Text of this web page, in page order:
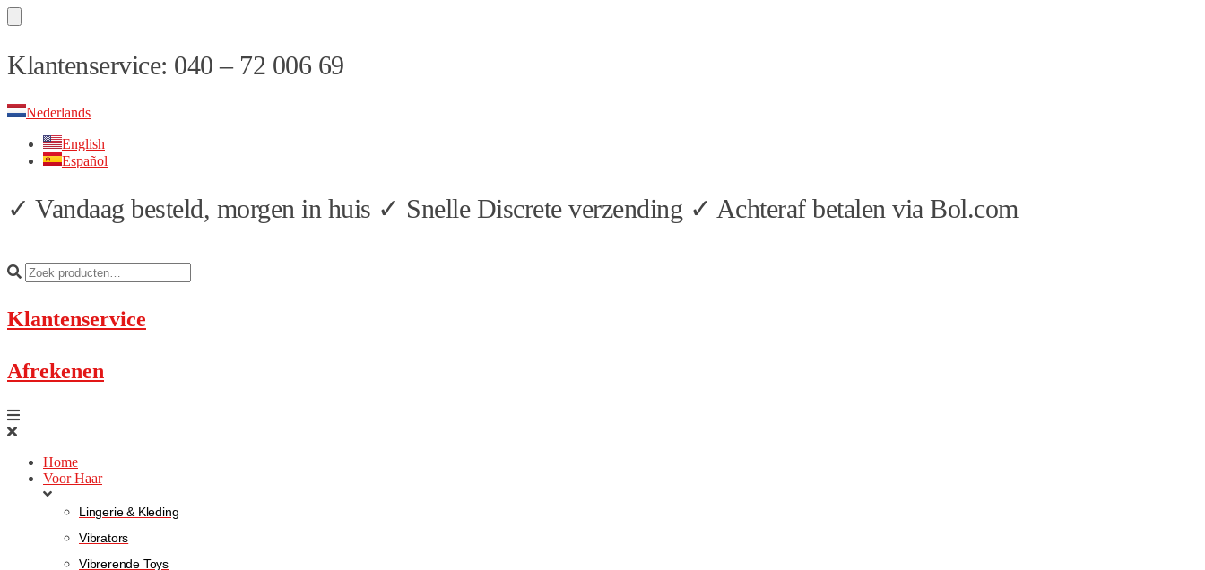
Skip
to
Skip
to
Klantenservice: 040 – 72 006 69
Nederlands
English
Español
✓ Vandaag besteld, morgen in huis ✓ Snelle Discrete verzending ✓ Achteraf betalen via Bol.com
Klantenservice
Afrekenen
Home
Voor Haar
Lingerie & Kleding
Vibrators
Vibrerende Toys